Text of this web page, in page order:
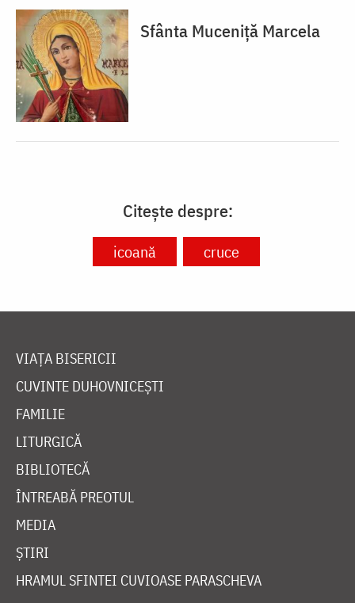
Sfânta Muceniță Marcela
Citește despre:
icoană cruce
VIAȚA BISERICII
CUVINTE DUHOVNICEȘTI
FAMILIE
LITURGICĂ
BIBLIOTECĂ
ÎNTREABĂ PREOTUL
MEDIA
ȘTIRI
HRAMUL SFINTEI CUVIOASE PARASCHEVA